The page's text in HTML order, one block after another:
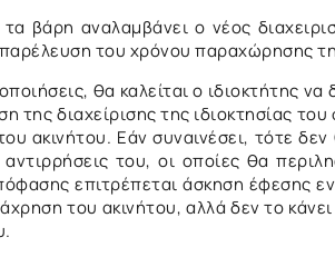
βάρη αναλαμβάνει ο νέος
του χρόνου παραχώρησης
θα καλείται ο ιδιοκτήτης
της διαχείρισης της ιδιοκτησίας
ακινήτου. Εάν συναινέσει, τότε
αντιρρήσεις του, οι οποίες θα
επιτρέπεται άσκηση έφεσης
του ακινήτου, αλλά δεν το